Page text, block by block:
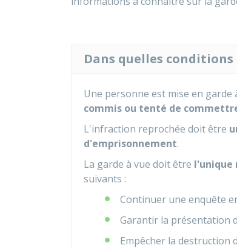
Dans quelles
Une personne est mise en garde
commis ou tenté de
L'infraction reprochée doit être
d'emprisonnement.
La garde à vue doit être l'unique
suivants :
Continuer une enquête
Garantir la présentation
Empêcher la destruction